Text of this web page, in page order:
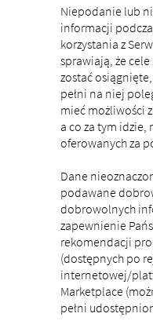
Niepodanie lub
informacji
korzystania z
sprawiają, że
zostać
pełni na niej
mieć możliwości
a co za tym idzie,
oferowanych za
Dane
podawane
dobrowolnych
zapewnienie
rekomendacji
(dostępnych po
internetowej/
Marketplace
pełni